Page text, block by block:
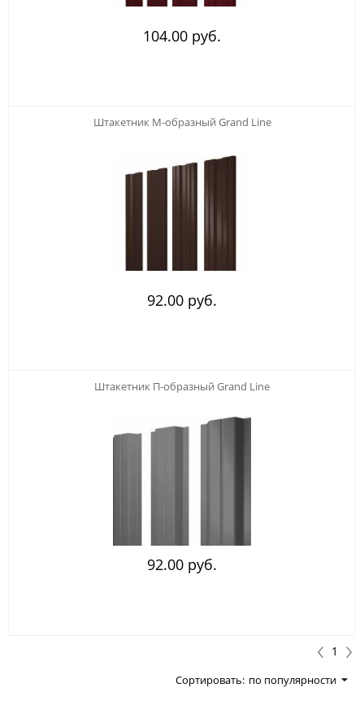
104.00 руб.
Штакетник М-образный Grand Line
92.00 руб.
Штакетник П-образный Grand Line
92.00 руб.
1
Сортировать: по популярности